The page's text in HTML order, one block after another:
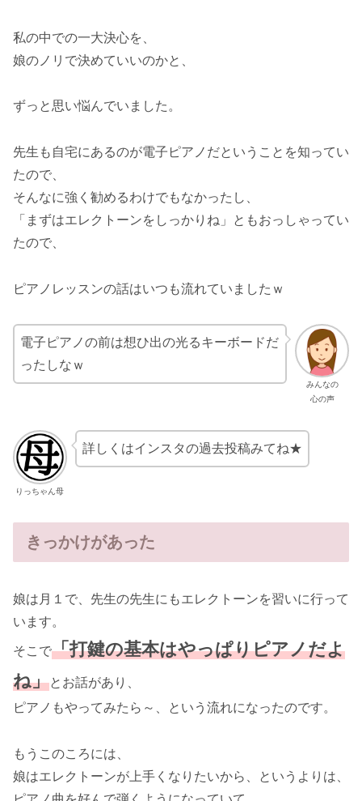
私の中での一大決心を、
娘のノリで決めていいのかと、
ずっと思い悩んでいました。
先生も自宅にあるのが電子ピアノだということを知ってい
たので、
そんなに強く勧めるわけでもなかったし、
「まずはエレクトーンをしっかりね」ともおっしゃってい
たので、
ピアノレッスンの話はいつも流れていましたｗ
みんなの
心の声
電子ピアノの前は想ひ出の光るキーボードだ
ったしなｗ
りっちゃん母
詳しくはインスタの過去投稿みてね★
きっかけがあった
娘は月１で、先生の先生にもエレクトーンを習いに行って
います。
そこで「打鍵の基本はやっぱりピアノだよ
ね」とお話があり、
ピアノもやってみたら～、という流れになったのです。
もうこのころには、
娘はエレクトーンが上手くなりたいから、というよりは、